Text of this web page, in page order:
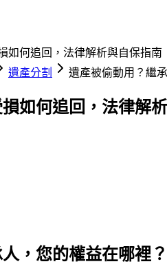
如何追回，法律解析與自保指南
遺產分割 遺產被偷動用？繼
如何追回，法律解
，您的權益在哪裡？